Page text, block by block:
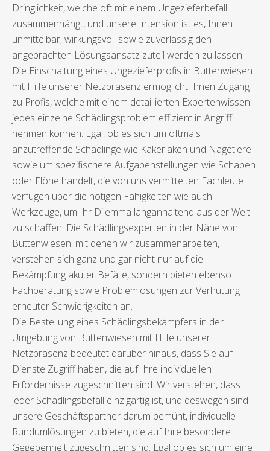
Dringlichkeit, welche oft mit einem Ungezieferbefall
zusammenhängt, und unsere Intension ist es, Ihnen
unmittelbar, wirkungsvoll sowie zuverlässig den
angebrachten Lösungsansatz zuteil werden zu lassen.
Die Einschaltung eines Ungezieferprofis in Buttenwiesen
mit Hilfe unserer Netzpräsenz ermöglicht Ihnen Zugang
zu Profis, welche mit einem detaillierten Expertenwissen
jedes einzelne Schädlingsproblem effizient in Angriff
nehmen können. Egal, ob es sich um oftmals
anzutreffende Schädlinge wie Kakerlaken und Nagetiere
sowie um spezifischere Aufgabenstellungen wie Schaben
oder Flöhe handelt, die von uns vermittelten Fachleute
verfügen über die nötigen Fähigkeiten wie auch
Werkzeuge, um Ihr Dilemma langanhaltend aus der Welt
zu schaffen. Die Schädlingsexperten in der Nähe von
Buttenwiesen, mit denen wir zusammenarbeiten,
verstehen sich ganz und gar nicht nur auf die
Bekämpfung akuter Befälle, sondern bieten ebenso
Fachberatung sowie Problemlösungen zur Verhütung
erneuter Schwierigkeiten an.
Die Bestellung eines Schädlingsbekämpfers in der
Umgebung von Buttenwiesen mit Hilfe unserer
Netzpräsenz bedeutet darüber hinaus, dass Sie auf
Dienste Zugriff haben, die auf Ihre individuellen
Erfordernisse zugeschnitten sind. Wir verstehen, dass
jeder Schädlingsbefall einzigartig ist, und deswegen sind
unsere Geschäftspartner darum bemüht, individuelle
Rundumlösungen zu bieten, die auf Ihre besondere
Gegebenheit zugeschnitten sind. Egal ob es sich um eine